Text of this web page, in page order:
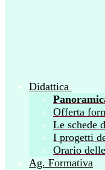
Didattica
Offerta
Le schede
I progetti
Orario
Ag. Formativa